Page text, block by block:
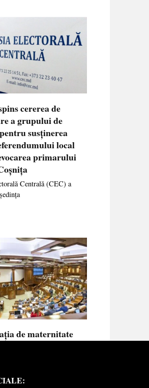
cererea de
a grupului de
susținerea
local
primarului
Centrală (CEC) a
de maternitate